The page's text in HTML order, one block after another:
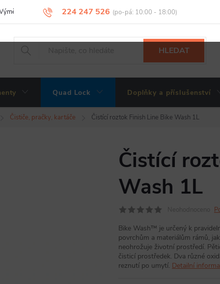
224 247 526
vrácení a reklamace zboží Obchodní podmínky
HLEDAT
Quad Lock Doplňky a příslušenství
Čističe, pračky, kartáče Čistící roztok Finish Line Bike Wash 1L
Čistící
Wash 1L
Bike Wash™ je určený k
povrchům a materiálům rámů,
neohrožuje životní prostředí.
čisticí prostředek. Dva různé
reznutí po umytí. Detailní